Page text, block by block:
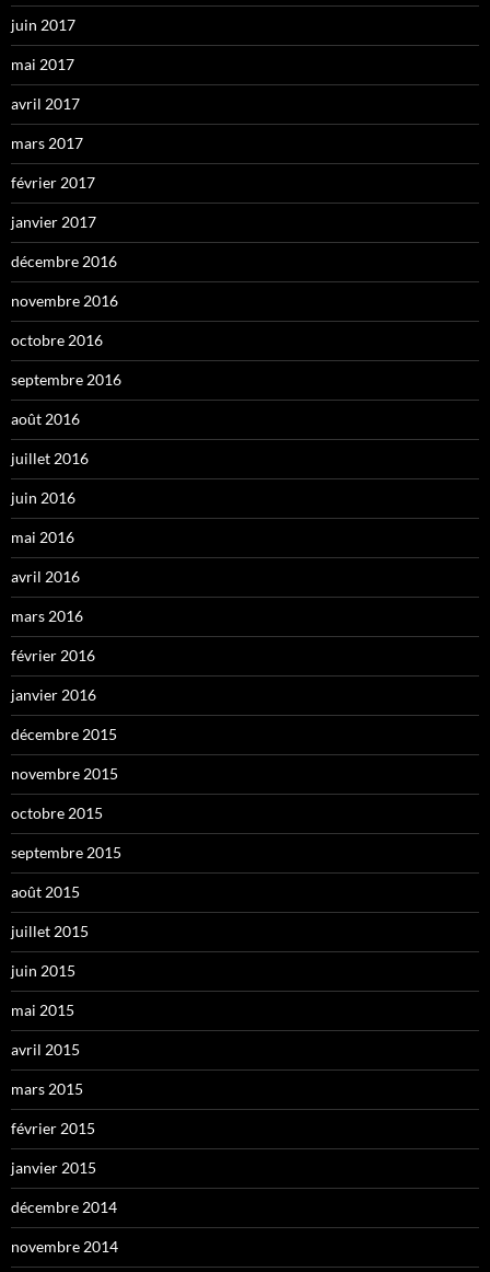
juin 2017
mai 2017
avril 2017
mars 2017
février 2017
janvier 2017
décembre 2016
novembre 2016
octobre 2016
septembre 2016
août 2016
juillet 2016
juin 2016
mai 2016
avril 2016
mars 2016
février 2016
janvier 2016
décembre 2015
novembre 2015
octobre 2015
septembre 2015
août 2015
juillet 2015
juin 2015
mai 2015
avril 2015
mars 2015
février 2015
janvier 2015
décembre 2014
novembre 2014